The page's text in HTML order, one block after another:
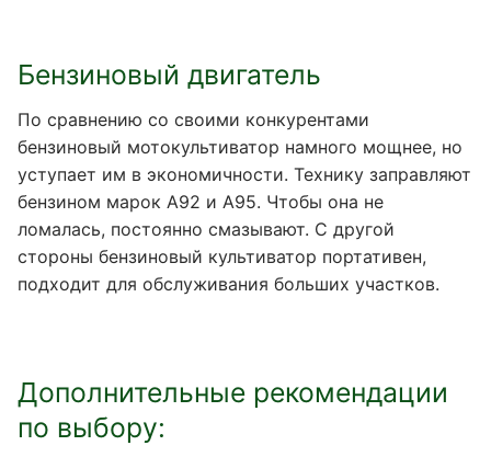
Бензиновый двигатель
По сравнению со своими конкурентами
бензиновый мотокультиватор намного мощнее, но
уступает им в экономичности. Технику заправляют
бензином марок А92 и А95. Чтобы она не
ломалась, постоянно смазывают. С другой
стороны бензиновый культиватор портативен,
подходит для обслуживания больших участков.
Дополнительные рекомендации
по выбору: